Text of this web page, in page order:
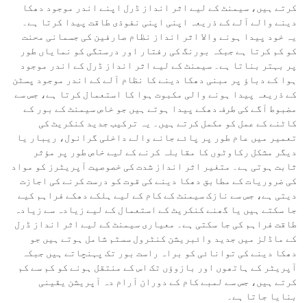
کرتے ہیں، سیمنٹ کے لیے اثر انداز ڈرل اپنے اندر موجود دھکا
دینے والے آلے کے ذریعہ اپنی اپنی نفوذی طاقت پیدا کرتا ہے۔
یہ خود پیدا ہونے والا اثر انداز نظام صارفین کی جسمانی محنت
کو کم کرتا ہے جبکہ بورنگ کی رفتار اور درستگی کو نمایاں طور
پر بہتر بناتا ہے۔ سیمنٹ کے لیے اثر انداز ڈرل کے اندر موجود
ہوا کے دباؤ پر مبنی دھکا دینے کا نظام آلے کے اندر موجود پسٹن
کے ذریعہ پیدا ہونے والی مکبوت ہوا کا استعمال کرتا ہے، جس سے
مضبوط آگے کی طرف دھکے پیدا ہوتے ہیں جو خاص سیمنٹ کے بور کے
کاٹنے کے عمل کو مکمل کرتے ہیں۔ یہ ترکیب جدید کنکریٹ کی
تعمیر میں عام طور پر پائے جانے والے داخلی گرانول، ریبار یا
دیگر مشکل رکاوٹوں کا مقابلہ کرنے کے لیے خاص طور پر مؤثر
ثابت ہوتی ہے۔ متغیر اثر انداز شدت کی خصوصیت آپریٹرز کو مواد
کی ضروریات کے مطابق دھکا دینے کی قوت کو درست کرنے کی اجازت
دیتی ہے، جس سے نازک سیمنٹ کے کام کے لیے ہلکے دھکے فراہم کیے
جا سکتے ہیں یا گھنے کنکریٹ کے استعمال کے لیے زیادہ سے زیادہ
طاقت فراہم کی جا سکتی ہے۔ معیاری سیمنٹ کے لیے اثر انداز ڈرل
کے ماڈلز میں جدید وائبریشن کنٹرول سسٹم شامل ہوتے ہیں جو
دھکا دینے کی توانائی کو براہ راست بور تک پہنچاتے ہیں جبکہ
آپریٹر کے ہاتھوں اور بازوؤں تک اس کے منتقل ہونے کو کم سے کم
کرتے ہیں، جس سے لمبے کام کے دوران آرام دہ آپریشن یقینی
بنایا جاتا ہے۔